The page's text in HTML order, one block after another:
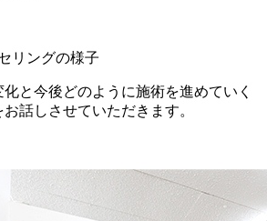
と今後どのように施術を進めていく
話しさせていただきます。